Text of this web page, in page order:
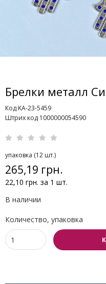
Брелки металл
Код KA-23-5459
Штрих код 1000000054590
упаковка (12 шт.)
265,19 грн.
22,10 грн. за 1 шт.
В наличии
Количество, упаковка